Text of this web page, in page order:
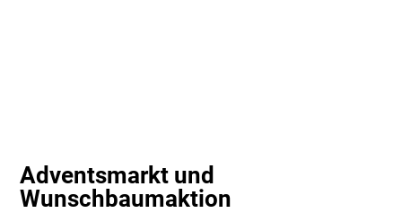
Adventsmarkt und
Wunschbaumaktion